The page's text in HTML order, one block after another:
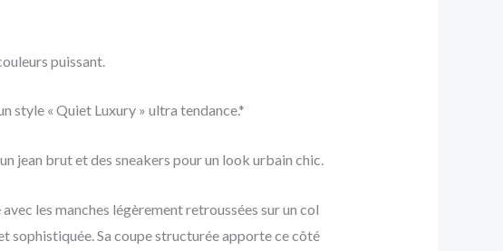
puissant.
style « Quiet Luxury » ultra tendance.*
jean brut et des sneakers pour un look urbain chic.
les manches légèrement retroussées sur un col
sophistiquée. Sa coupe structurée apporte ce côté